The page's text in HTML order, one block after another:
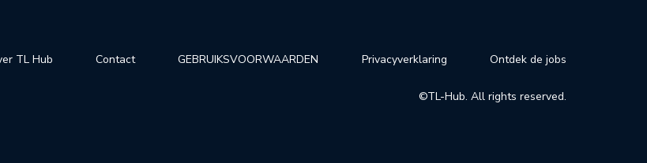
TL Hub Contact GEBRUIKSVOORWAARDEN Privacyverklaring Ontdek de jobs
©TL-Hub. All rights reserved.